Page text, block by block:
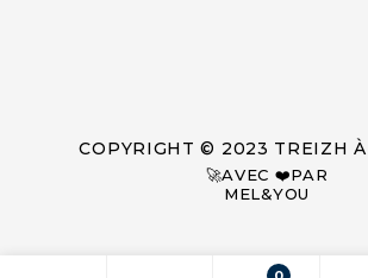
COPYRIGHT © 2023 TREIZH
🚀AVEC ❤️PAR
MEL&YOU